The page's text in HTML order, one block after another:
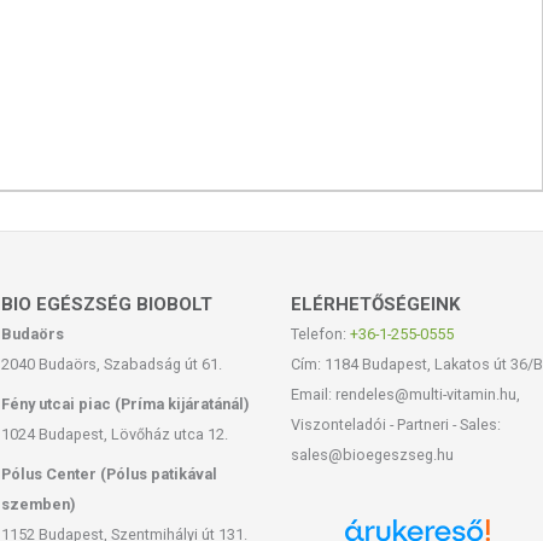
BIO EGÉSZSÉG BIOBOLT
Budaörs
2040 Budaörs, Szabadság út 61.
Fény utcai piac (Príma kijáratánál)
1024 Budapest, Lövőház utca 12.
Pólus Center (Pólus patikával
szemben)
1152 Budapest, Szentmihályi út 131.
ELÉRHETŐSÉGEINK
Telefon: +36-1-255-0555
Cím: 1184 Budapest, Lakatos út 36/B
Email: rendeles@multi-vitamin.hu,
Viszonteladói - Partneri - Sales:
sales@bioegeszseg.hu